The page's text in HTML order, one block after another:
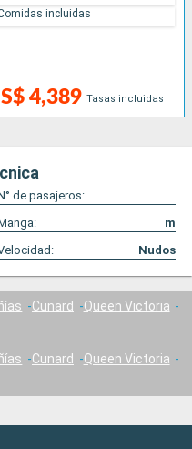
4,389 Tasas incluidas
incluidas
de pasajeros:
m
Nudos
Cunard
Queen Victoria
Cunard
Queen Victoria